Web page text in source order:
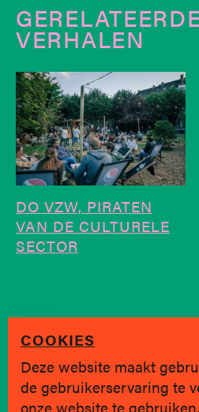
VERHALEN
DO VZW, PIRATEN
VAN DE CULTURELE
SECTOR
SINDS 2019 *
COOKIES
Deze website maakt
de gebruikerservaring te
onze website te